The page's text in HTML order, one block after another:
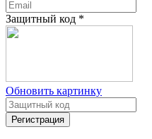
Защитный код *
Обновить картинку